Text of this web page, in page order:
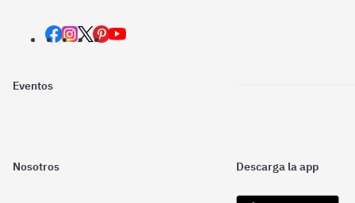
Eventos
Nosotros Descarga la app